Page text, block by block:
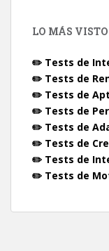
LO MÁS VISTO
✏️ Tests de
✏️ Tests de
✏️ Tests de
✏️ Tests de
✏️ Tests de
✏️ Tests de
✏️ Tests de
✏️ Tests de